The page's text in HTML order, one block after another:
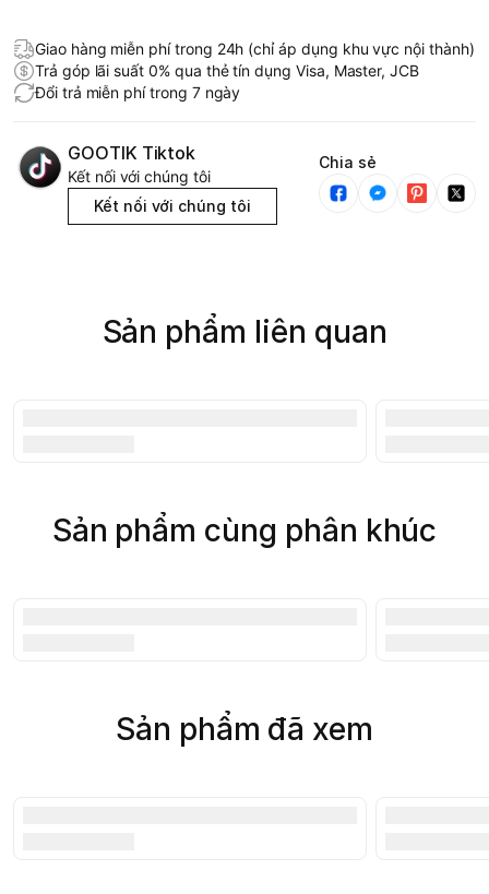
Giao hàng miễn phí trong 24h (chỉ áp dụng khu vực nội thành)
Trả góp lãi suất 0% qua thẻ tín dụng Visa, Master, JCB
Đổi trả miễn phí trong 7 ngày
GOOTIK Tiktok
Kết nối với chúng tôi
Kết nối với chúng tôi
Chia sẻ
Sản phẩm liên quan
Sản phẩm cùng phân khúc
Sản phẩm đã xem